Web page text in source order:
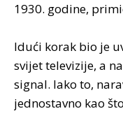
1930. godine,
Idući korak bio je
svijet televizije, a
signal. Iako to,
jednostavno kao